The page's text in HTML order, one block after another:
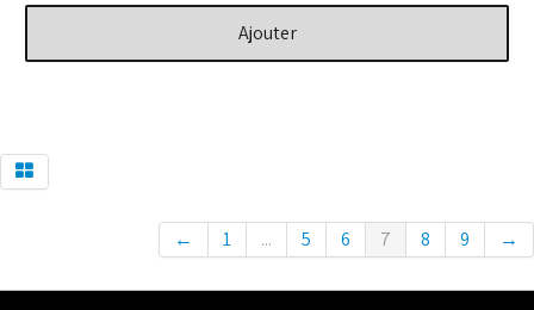
Ajouter
← 1 ... 5 6 7 8 9 →